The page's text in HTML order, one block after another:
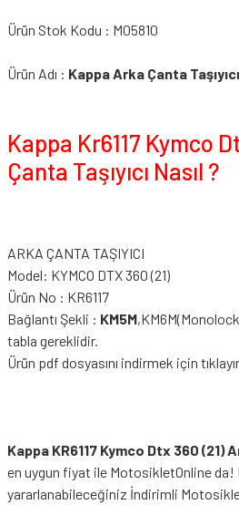
Ürün Stok Kodu : M05810
Ürün Adı : Kappa Arka Çanta Taşıyıcı
Kappa Kr6117 Kymco
Çanta Taşıyıcı Nasıl ?
ARKA ÇANTA TAŞIYICI
Model: KYMCO DTX 360 (21)
Ürün No : KR6117
Bağlantı Şekli : KM5M
tabla gereklidir.
Ürün pdf dosyasını indirmek için
Kappa KR6117 Kymco Dtx 360 (21)
en uygun fiyat ile MotosikletOnline da!
yararlanabileceğiniz İndirimli